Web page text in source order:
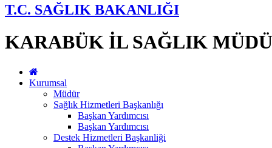
T.C. SAĞLIK BAKANLIĞI
KARABÜK İL SAĞLIK
Kurumsal
Müdür
Sağlık Hizmetleri Başkanlığı
Başkan Yardımcısı
Başkan Yardımcısı
Destek Hizmetleri Başkanliği